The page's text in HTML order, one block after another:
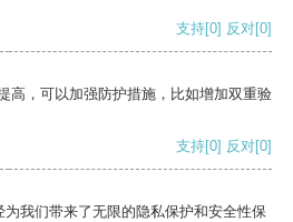
支持[0] 反对[0]
高，可以加强防护措施，比如增加双重验
支持[0] 反对[0]
我们带来了无限的隐私保护和安全性保